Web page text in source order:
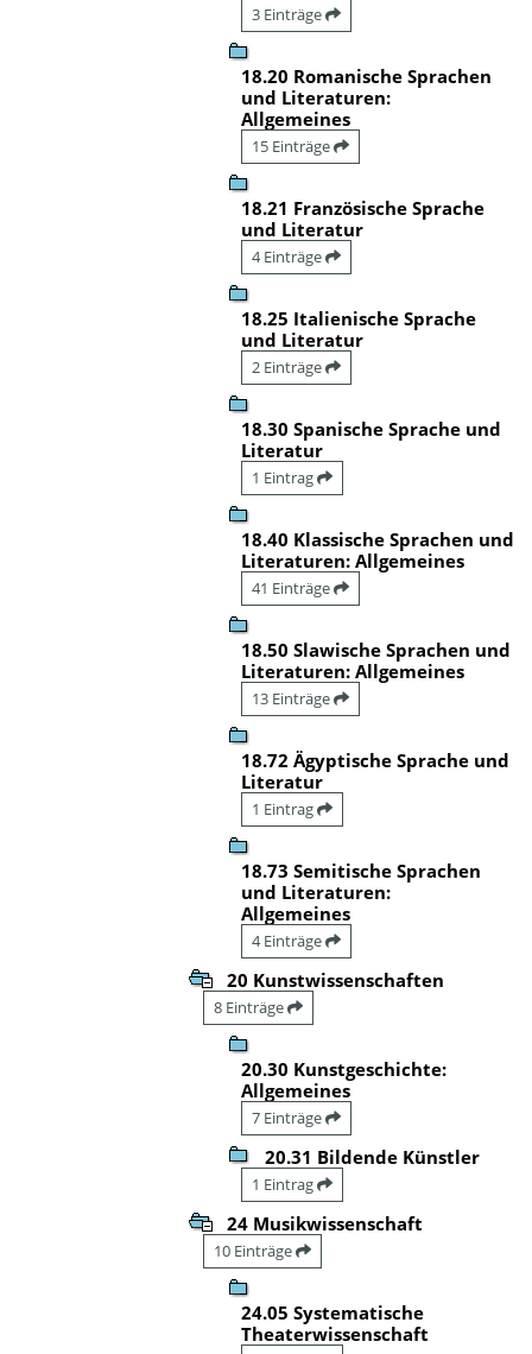
3 Einträge
18.20 Romanische Sprachen
und Literaturen:
Allgemeines
15 Einträge
18.21 Französische Sprache
und Literatur
4 Einträge
18.25 Italienische Sprache
und Literatur
2 Einträge
18.30 Spanische Sprache und
Literatur
1 Eintrag
18.40 Klassische Sprachen und
Literaturen: Allgemeines
41 Einträge
18.50 Slawische Sprachen und
Literaturen: Allgemeines
13 Einträge
18.72 Ägyptische Sprache und
Literatur
1 Eintrag
18.73 Semitische Sprachen
und Literaturen:
Allgemeines
4 Einträge
20 Kunstwissenschaften
8 Einträge
20.30 Kunstgeschichte:
Allgemeines
7 Einträge
20.31 Bildende Künstler
1 Eintrag
24 Musikwissenschaft
10 Einträge
24.05 Systematische
Theaterwissenschaft